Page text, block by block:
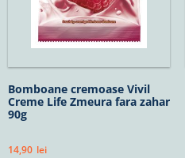
Bomboane cremoase Vivil
Creme Life Zmeura fara zahar
90g
14,90 lei